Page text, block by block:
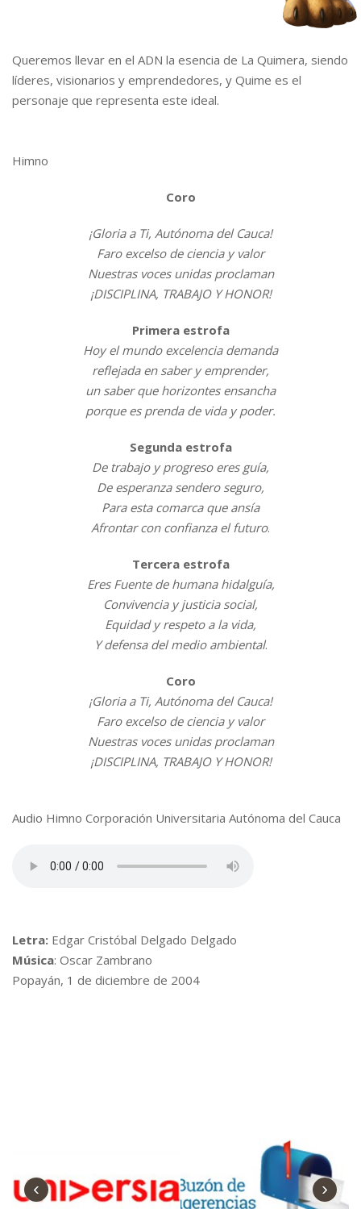
Queremos llevar en el ADN la esencia de La Quimera, siendo
líderes, visionarios y emprendedores, y Quime es el
personaje que representa este ideal.
Himno
Coro
¡Gloria a Ti, Autónoma del Cauca!
Faro excelso de ciencia y valor
Nuestras voces unidas proclaman
¡DISCIPLINA, TRABAJO Y HONOR!
Primera estrofa
Hoy el mundo excelencia demanda
reflejada en saber y emprender,
un saber que horizontes ensancha
porque es prenda de vida y poder.
Segunda estrofa
De trabajo y progreso eres guía,
De esperanza sendero seguro,
Para esta comarca que ansía
Afrontar con confianza el futuro.
Tercera estrofa
Eres Fuente de humana hidalguía,
Convivencia y justicia social,
Equidad y respeto a la vida,
Y defensa del medio ambiental.
Coro
¡Gloria a Ti, Autónoma del Cauca!
Faro excelso de ciencia y valor
Nuestras voces unidas proclaman
¡DISCIPLINA, TRABAJO Y HONOR!
Audio Himno Corporación Universitaria Autónoma del Cauca
Letra: Edgar Cristóbal Delgado Delgado
Música: Oscar Zambrano
Popayán, 1 de diciembre de 2004
‹ ›